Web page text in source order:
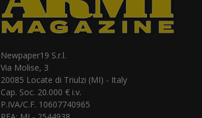
Newpaper19 S.r.l.
Via Molise, 3
20085 Locate di Triulzi (MI) - Italy
Cap. Soc. 20.000 € i.v.
P.IVA/C.F. 10607740965